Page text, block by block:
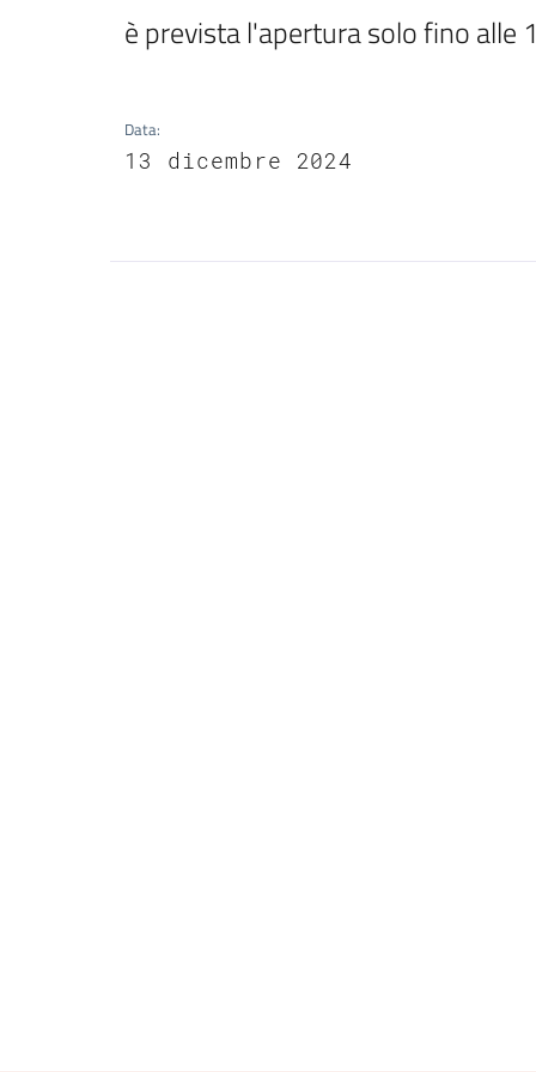
è prevista l'apertura solo fino alle
Data:
13 dicembre 2024